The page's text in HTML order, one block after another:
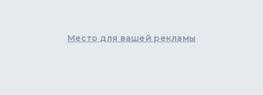
Место для вашей рекламы